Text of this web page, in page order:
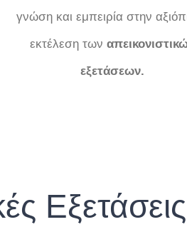
γνώση και εμπειρία στην
εκτέλεση των
εξετάσεων.
Εξετάσεις